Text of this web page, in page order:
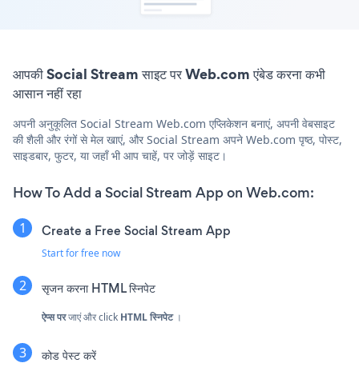
आपकी Social Stream साइट पर Web.com एंबेड करना कभी
आसान नहीं रहा
अपनी अनुकूलित Social Stream Web.com एप्लिकेशन बनाएं, अपनी वेबसाइट
की शैली और रंगों से मेल खाएं, और Social Stream अपने Web.com पृष्ठ, पोस्ट,
साइडबार, फुटर, या जहाँ भी आप चाहें, पर जोड़ें साइट।
How To Add a Social Stream App on Web.com:
Create a Free Social Stream App
Start for free now
सृजन करनाHTML स्निपेट
ऐप्स परजाएं और click HTML स्निपेट।
कोड पेस्ट करें